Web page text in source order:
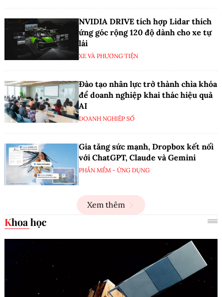
NVIDIA DRIVE tích hợp Lidar thích
ứng góc rộng 120 độ dành cho xe tự
lái
XE VÀ PHƯƠNG TIỆN
Đào tạo nhân lực trở thành chìa khóa
để doanh nghiệp khai thác hiệu quả
AI
DOANH NGHIỆP SỐ
Gia tăng sức mạnh, Dropbox kết nối
với ChatGPT, Claude và Gemini
PHẦN MỀM - ỨNG DỤNG
Xem thêm
Khoa học